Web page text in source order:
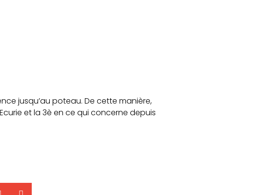
jusqu’au poteau. De cette manière,
et la 3è en ce qui concerne depuis